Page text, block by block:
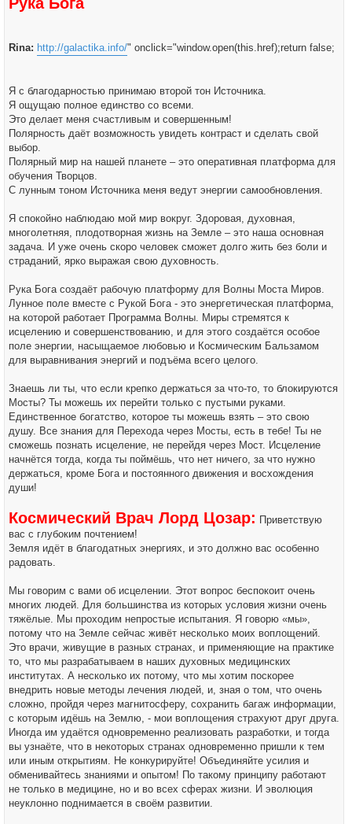
Rina: http://galactika.info/" onclick="window.open(this.href);return false;
Я с благодарностью принимаю второй тон Источника.
Я ощущаю полное единство со всеми.
Это делает меня счастливым и совершенным!
Полярность даёт возможность увидеть контраст и сделать свой
выбор.
Полярный мир на нашей планете – это оперативная платформа для
обучения Творцов.
С лунным тоном Источника меня ведут энергии самообновления.
Я спокойно наблюдаю мой мир вокруг. Здоровая, духовная,
многолетняя, плодотворная жизнь на Земле – это наша основная
задача. И уже очень скоро человек сможет долго жить без боли и
страданий, ярко выражая свою духовность.
Рука Бога создаёт рабочую платформу для Волны Моста Миров.
Лунное поле вместе с Рукой Бога - это энергетическая платформа,
на которой работает Программа Волны. Миры стремятся к
исцелению и совершенствованию, и для этого создаётся особое
поле энергии, насыщаемое любовью и Космическим Бальзамом
для выравнивания энергий и подъёма всего целого.
Знаешь ли ты, что если крепко держаться за что-то, то блокируются
Мосты? Ты можешь их перейти только с пустыми руками.
Единственное богатство, которое ты можешь взять – это свою
душу. Все знания для Перехода через Мосты, есть в тебе! Ты не
сможешь познать исцеление, не перейдя через Мост. Исцеление
начнётся тогда, когда ты поймёшь, что нет ничего, за что нужно
держаться, кроме Бога и постоянного движения и восхождения
души!
Космический Врач Лорд Цозар: Приветствую
вас с глубоким почтением!
Земля идёт в благодатных энергиях, и это должно вас особенно
радовать.
Мы говорим с вами об исцелении. Этот вопрос беспокоит очень
многих людей. Для большинства из которых условия жизни очень
тяжёлые. Мы проходим непростые испытания. Я говорю «мы»,
потому что на Земле сейчас живёт несколько моих воплощений.
Это врачи, живущие в разных странах, и применяющие на практике
то, что мы разрабатываем в наших духовных медицинских
институтах. А несколько их потому, что мы хотим поскорее
внедрить новые методы лечения людей, и, зная о том, что очень
сложно, пройдя через магнитосферу, сохранить багаж информации,
с которым идёшь на Землю, - мои воплощения страхуют друг друга.
Иногда им удаётся одновременно реализовать разработки, и тогда
вы узнаёте, что в некоторых странах одновременно пришли к тем
или иным открытиям. Не конкурируйте! Объединяйте усилия и
обменивайтесь знаниями и опытом! По такому принципу работают
не только в медицине, но и во всех сферах жизни. И эволюция
неуклонно поднимается в своём развитии.